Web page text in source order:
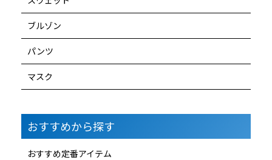
ブルゾン
パンツ
マスク
おすすめから探す
おすすめ定番アイテム